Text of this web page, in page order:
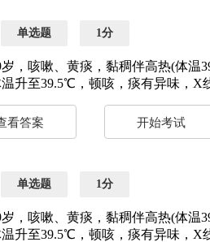
单选题 1分
岁，咳嗽、黄痰，黏稠伴高热(体
升至39.5℃，顿咳，痰有异味，X
看答案 开始考试
单选题 1分
岁，咳嗽、黄痰，黏稠伴高热(体
升至39.5℃，顿咳，痰有异味，X